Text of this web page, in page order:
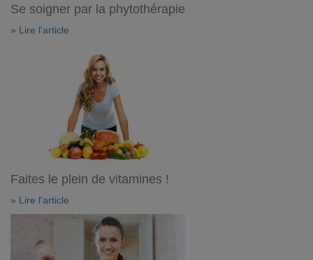
Se soigner par la phytothérapie
» Lire l'article
Faites le plein de vitamines !
» Lire l'article